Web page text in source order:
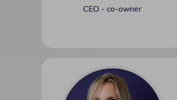
CEO - co-owner